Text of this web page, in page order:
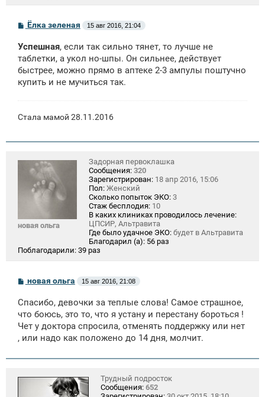
С
б
щ
н
и
Ёлка зеленая 15 авг 2016, 21:04
Успешная, если так сильно тянет, то лучше не
таблетки, а укол но-шпы. Он сильнее, действует
быстрее, можно прямо в аптеке 2-3 ампулы поштучно
купить и не мучиться так.
Стала мамой 28.11.2016
новая ольга
Задорная первоклашка
Сообщения: 320
Зарегистрирован: 18 апр 2016, 15:06
Пол: Женский
Сколько попыток ЭКО: 3
Стаж бесплодия: 10
В каких клиниках проводилось лечение:
ЦПСИР, Альтравита
Где было удачное ЭКО: будет в Альтравита
Благодарил (а): 56 раз
Поблагодарили: 39 раз
С
б
щ
н
и
новая ольга 15 авг 2016, 21:08
Спасибо, девочки за теплые слова! Самое страшное,
что боюсь, это то, что я устану и перестану бороться !
Чет у доктора спросила, отменять поддержку или нет
, или надо как положено до 14 дня, молчит.
Трудный подросток
Сообщения: 652